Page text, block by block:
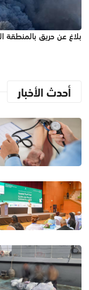
بلاغ عن حريق بالمنطقة
أحدث الأخبار